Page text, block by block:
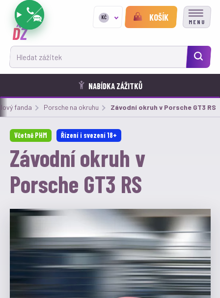
KČ KOŠÍK MENU
Hledat zážitek
NABÍDKA ZÁŽITKŮ
fanda Porsche na okruhu Aktuální:
Závodní okruh v Porsche GT3 RS
Včetně PHM Řízení i svezení 18+
Závodní okruh v
Porsche GT3 RS